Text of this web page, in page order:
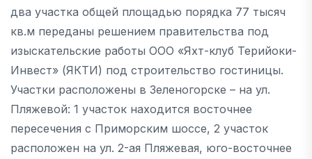
два участка общей площадью порядка 77 тысяч
кв.м переданы решением правительства под
изыскательские работы ООО «Яхт-клуб Терийоки-
Инвест» (ЯКТИ) под строительство гостиницы.
Участки расположены в Зеленогорске – на ул.
Пляжевой: 1 участок находится восточнее
пересечения с Приморским шоссе, 2 участок
расположен на ул. 2-ая Пляжевая, юго-восточнее